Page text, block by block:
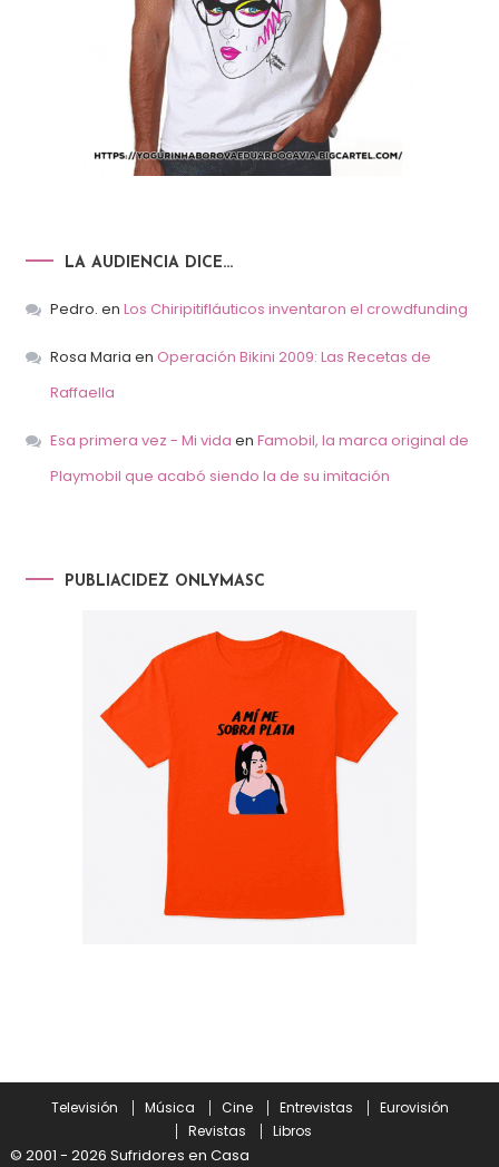
LA AUDIENCIA DICE…
Pedro. en Los Chiripitifláuticos inventaron el crowdfunding
Rosa Maria en Operación Bikini 2009: Las Recetas de
Raffaella
Esa primera vez - Mi vida en Famobil, la marca original de
Playmobil que acabó siendo la de su imitación
PUBLIACIDEZ ONLYMASC
Televisión Música Cine Entrevistas
Eurovisión
Revistas
Libros
© 2001 - 2026 Sufridores en Casa